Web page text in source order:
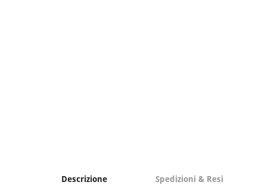
Descrizione Spedizioni & Resi